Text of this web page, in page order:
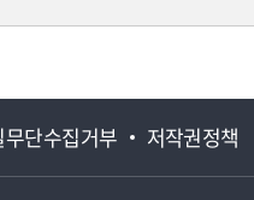
무단수집거부 저작권정책